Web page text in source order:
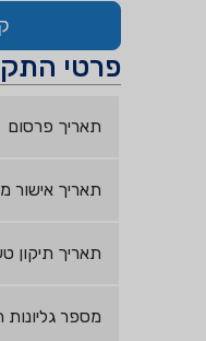
פרטי
תאריך פרסום
תאריך אישור
תאריך תיקון
מספר גליונות